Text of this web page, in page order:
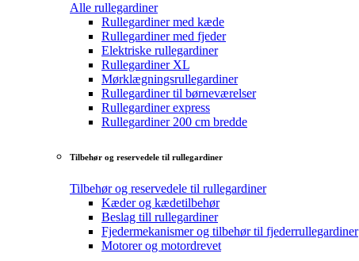
Alle rullegardiner
Rullegardiner med kæde
Rullegardiner med fjeder
Elektriske rullegardiner
Rullegardiner XL
Mørklægningsrullegardiner
Rullegardiner til børneværelser
Rullegardiner express
Rullegardiner 200 cm bredde
Tilbehør og reservedele til rullegardiner
Tilbehør og reservedele til rullegardiner
Kæder og kædetilbehør
Beslag till rullegardiner
Fjedermekanismer og tilbehør til fjederrullegardiner
Motorer og motordrevet